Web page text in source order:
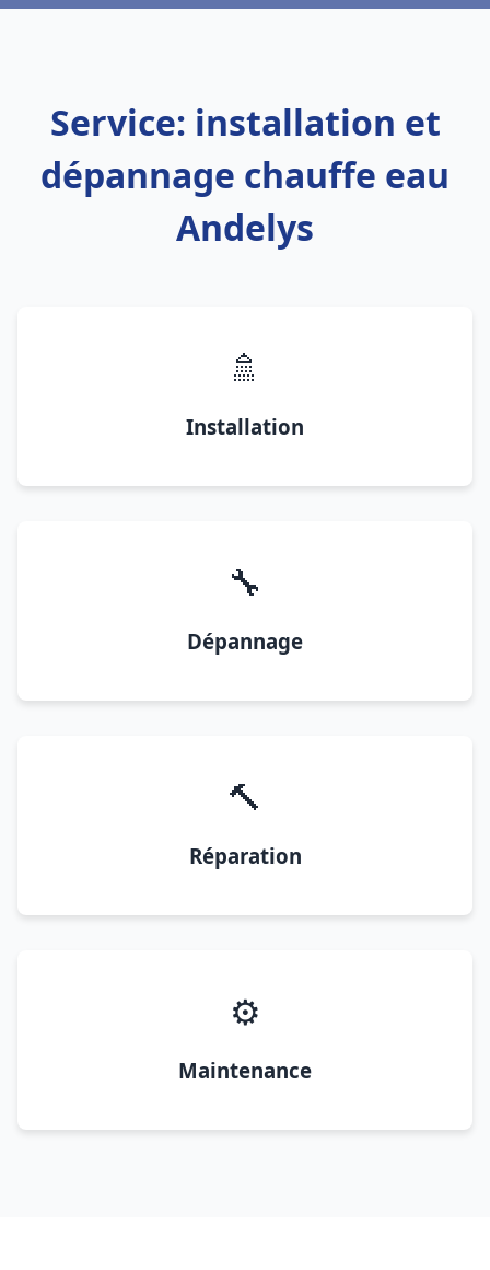
Service: installation et
dépannage chauffe eau
Andelys
🚿
Installation
🔧
Dépannage
🔨
Réparation
⚙️
Maintenance